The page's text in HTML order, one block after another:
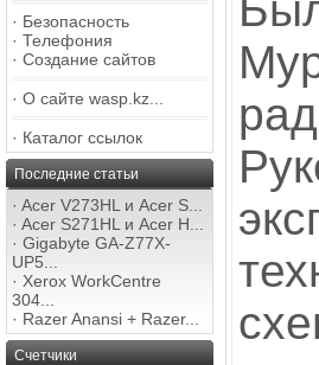
· Безопасность
· Телефония
· Создание сайтов
· О сайте wasp.kz...
· Каталог ссылок
Последние статьи
· Acer V273HL и Acer S...
· Acer S271HL и Acer H...
· Gigabyte GA-Z77X-
UP5...
· Xerox WorkCentre
304...
· Razer Anansi + Razer...
Счетчики